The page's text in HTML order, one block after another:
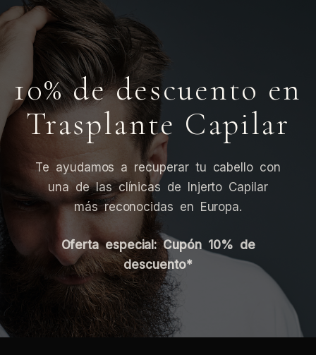
10% de descuento en
Trasplante Capilar
Te ayudamos a recuperar tu cabello con
una de las clínicas de Injerto Capilar
más reconocidas en Europa.
Oferta especial: Cupón 10% de
descuento*